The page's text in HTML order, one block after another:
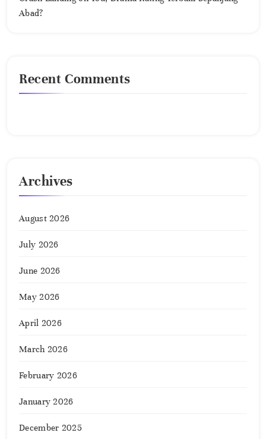
Abad?
Recent Comments
Archives
August 2026
July 2026
June 2026
May 2026
April 2026
March 2026
February 2026
January 2026
December 2025